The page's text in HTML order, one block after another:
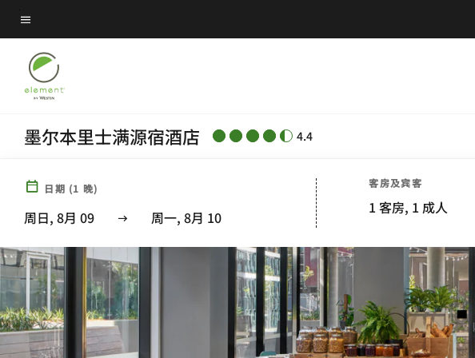
Skip
to
main
content
菜单文本
墨尔本里士满源宿酒店 4.4
日期 (1 晚)
周日, 8月 09 周一, 8月 10
客房及宾客
1 客房, 1 成人